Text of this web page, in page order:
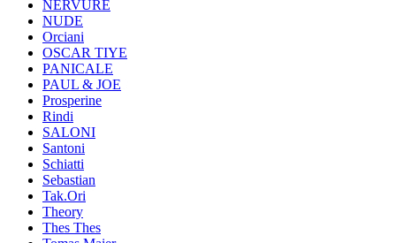
NERVURE
NUDE
Orciani
OSCAR TIYE
PANICALE
PAUL & JOE
Prosperine
Rindi
SALONI
Santoni
Schiatti
Sebastian
Tak.Ori
Theory
Thes Thes